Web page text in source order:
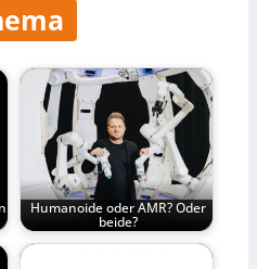
Humanoide oder AMR? Oder
beide?